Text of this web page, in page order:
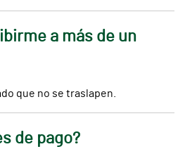
a más de un
que no se traslapen.
de pago?